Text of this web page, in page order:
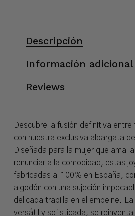
Descripción
Información adicional
Reviews
Descubre la fusión definitiva
con nuestra exclusiva alpargata
Diseñada para la mujer que ama
renunciar a la comodidad, estas
fabricadas al 100% en España,
algodón con una sujeción
delicada trabilla en el empeine.
versátil y sofisticada, se reinventa